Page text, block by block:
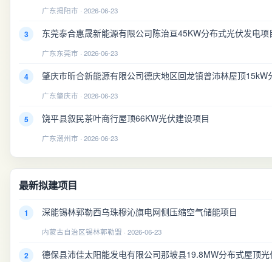
广东揭阳市 · 2026-06-23
3 东莞泰合惠晟新能源有限公司陈治亘45KW分布式光伏发电项
广东东莞市 · 2026-06-23
4 肇庆市昕合新能源有限公司德庆地区回龙镇曾沛林屋顶15kW
广东肇庆市 · 2026-06-23
5 饶平县叙民茶叶商行屋顶66KW光伏建设项目
广东潮州市 · 2026-06-23
最新拟建项目
1 深能锡林郭勒西乌珠穆沁旗电网侧压缩空气储能项目
内蒙古自治区锡林郭勒盟 · 2026-06-23
2 德保县沛佳太阳能发电有限公司那坡县19.8MW分布式屋顶